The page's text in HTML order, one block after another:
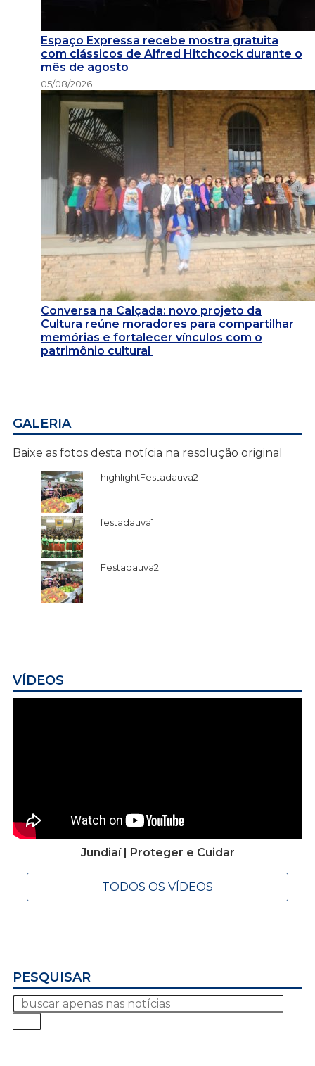
Espaço Expressa recebe mostra gratuita
com clássicos de Alfred Hitchcock durante o
mês de agosto
05/08/2026
Conversa na Calçada: novo projeto da
Cultura reúne moradores para compartilhar
memórias e fortalecer vínculos com o
patrimônio cultural
GALERIA
Baixe as fotos desta notícia na resolução original
highlightFestadauva2
festadauva1
Festadauva2
VÍDEOS
Jundiaí | Proteger e Cuidar
TODOS OS VÍDEOS
PESQUISAR